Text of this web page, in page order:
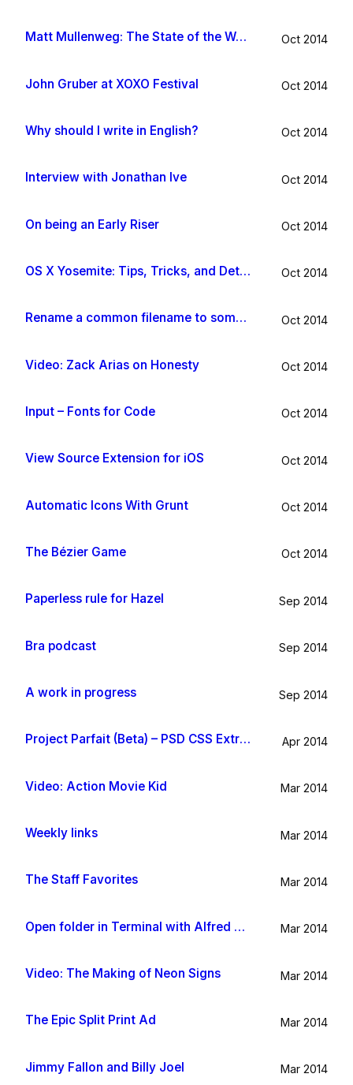
Matt Mullenweg: The State of the Word 2014 Oct 2014
John Gruber at XOXO Festival Oct 2014
Why should I write in English? Oct 2014
Interview with Jonathan Ive Oct 2014
On being an Early Riser Oct 2014
OS X Yosemite: Tips, Tricks, and Details Oct 2014
Rename a common filename to something useful with Hazel app Oct 2014
Video: Zack Arias on Honesty Oct 2014
Input – Fonts for Code Oct 2014
View Source Extension for iOS Oct 2014
Automatic Icons With Grunt Oct 2014
The Bézier Game Oct 2014
Paperless rule for Hazel Sep 2014
Bra podcast Sep 2014
A work in progress Sep 2014
Project Parfait (Beta) – PSD CSS Extraction Apr 2014
Video: Action Movie Kid Mar 2014
Weekly links Mar 2014
The Staff Favorites Mar 2014
Open folder in Terminal with Alfred App Mar 2014
Video: The Making of Neon Signs Mar 2014
The Epic Split Print Ad Mar 2014
Jimmy Fallon and Billy Joel Mar 2014